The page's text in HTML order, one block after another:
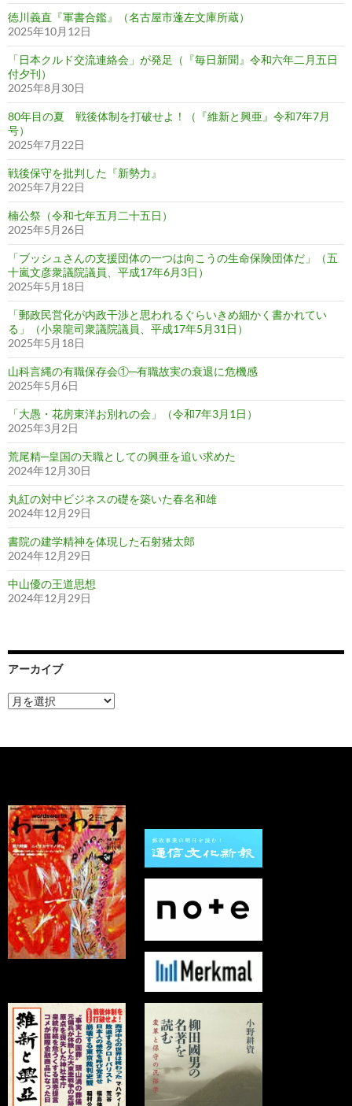
徳川義直『軍書合鑑』（名古屋市蓬左文庫所蔵）
2025年10月12日
「日本クルド交流連絡会」が発足（『毎日新聞』令和六年二月五日
付夕刊）
2025年8月30日
80年目の夏 戦後体制を打破せよ！（『維新と興亜』令和7年7月
号）
2025年7月22日
戦後保守を批判した『新勢力』
2025年7月22日
楠公祭（令和七年五月二十五日）
2025年5月26日
「ブッシュさんの支援団体の一つは向こうの生命保険団体だ」（五
十嵐文彦衆議院議員、平成17年6月3日）
2025年5月18日
「郵政民営化が内政干渉と思われるぐらいきめ細かく書かれてい
る」（小泉龍司衆議院議員、平成17年5月31日）
2025年5月18日
山科言縄の有職保存会①─有職故実の衰退に危機感
2025年5月6日
「大愚・花房東洋お別れの会」（令和7年3月1日）
2025年3月2日
荒尾精─皇国の天職としての興亜を追い求めた
2024年12月30日
丸紅の対中ビジネスの礎を築いた春名和雄
2024年12月29日
書院の建学精神を体現した石射猪太郎
2024年12月29日
中山優の王道思想
2024年12月29日
アーカイブ
ア
ー